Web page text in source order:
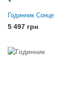
Годинник Сонце
5 497 грн